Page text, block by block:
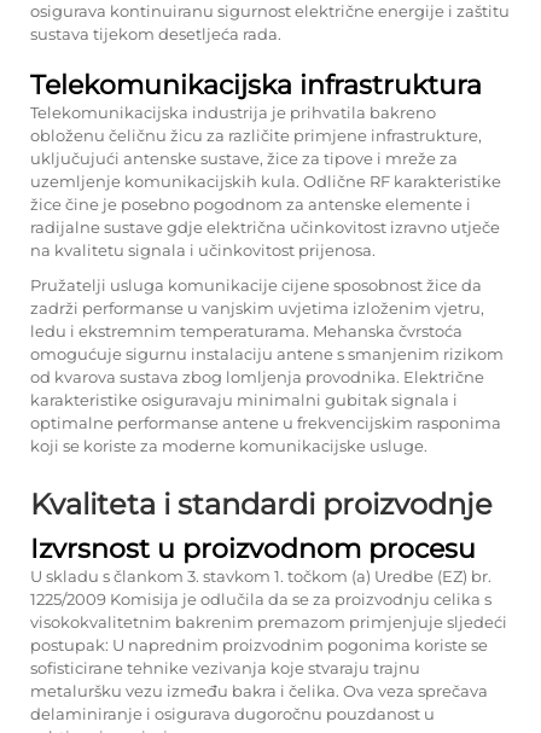
osigurava kontinuiranu sigurnost električne energije i zaštitu
sustava tijekom desetljeća rada.
Telekomunikacijska infrastruktura
Telekomunikacijska industrija je prihvatila bakreno
obloženu čeličnu žicu za različite primjene infrastrukture,
uključujući antenske sustave, žice za tipove i mreže za
uzemljenje komunikacijskih kula. Odlične RF karakteristike
žice čine je posebno pogodnom za antenske elemente i
radijalne sustave gdje električna učinkovitost izravno utječe
na kvalitetu signala i učinkovitost prijenosa.
Pružatelji usluga komunikacije cijene sposobnost žice da
zadrži performanse u vanjskim uvjetima izloženim vjetru,
ledu i ekstremnim temperaturama. Mehanska čvrstoća
omogućuje sigurnu instalaciju antene s smanjenim rizikom
od kvarova sustava zbog lomljenja provodnika. Električne
karakteristike osiguravaju minimalni gubitak signala i
optimalne performanse antene u frekvencijskim rasponima
koji se koriste za moderne komunikacijske usluge.
Kvaliteta i standardi proizvodnje
Izvrsnost u proizvodnom procesu
U skladu s člankom 3. stavkom 1. točkom (a) Uredbe (EZ) br.
1225/2009 Komisija je odlučila da se za proizvodnju celika s
visokokvalitetnim bakrenim premazom primjenjuje sljedeći
postupak: U naprednim proizvodnim pogonima koriste se
sofisticirane tehnike vezivanja koje stvaraju trajnu
metaluršku vezu između bakra i čelika. Ova veza sprečava
delaminiranje i osigurava dugoročnu pouzdanost u